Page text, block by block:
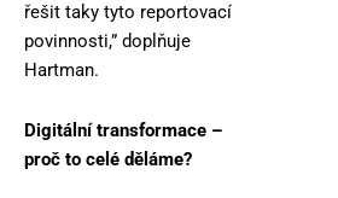
řešit taky tyto reportovací
povinnosti,” doplňuje
Hartman.
Digitální transformace –
proč to celé děláme?